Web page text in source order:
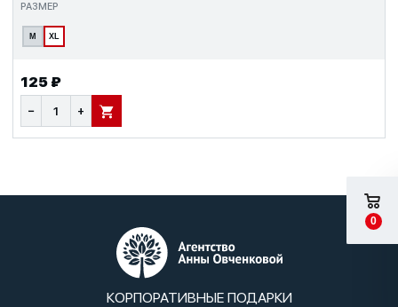
РАЗМЕР
M XL
125 ₽
− + В КОРЗИНУ
КОРПОРАТИВНЫЕ ПОДАРКИ
0